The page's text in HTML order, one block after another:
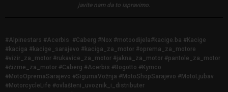
javite nam da to ispravimo.
#Alpinestars #Acerbis #Caberg #Nox #motoodijela#kacige.ba #Kacige
#kaciga #kacige_sarajevo #kaciga_za_motor #oprema_za_motore
#vizir_za_motor #rukavice_za_motor #jakna_za_motor #pantole_za_motor
#čizme_za_motor #Caberg #Acerbis #Bogotto #Kymco
#MotoOpremaSarajevo #SigurnaVožnja #MotoShopSarajevo #MotoLjubav
#MotorcycleLife #ovlašteni_uvoznik_i_distributer